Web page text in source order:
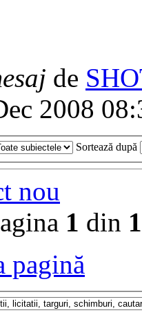
de
2008
Sortează după
nou
1 din 1
pagină